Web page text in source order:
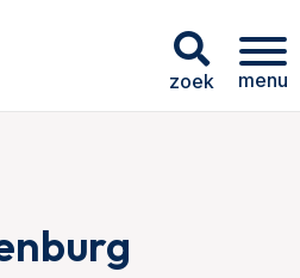
zoek menu